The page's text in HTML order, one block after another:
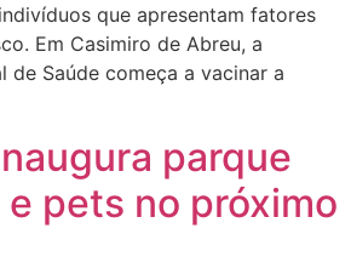
que apresentam fatores
Em Casimiro de Abreu, a
de Saúde começa a vacinar a
parque
e pets no próximo